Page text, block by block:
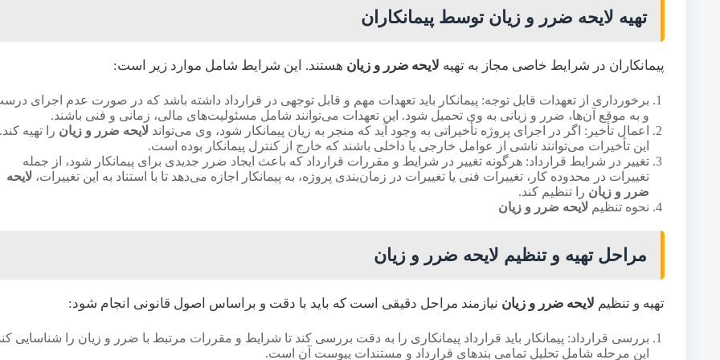
تهیه لایحه ضرر و زیان توسط پیمانکاران
پیمانکاران در شرایط خاصی مجاز به تهیه لایحه ضرر و زیان هستند. این شرایط شامل موارد زیر است:
برخورداری از تعهدات قابل توجه: پیمانکار باید تعهدات مهم و قابل توجهی در قرارداد داشته باشد که در صورت عدم اجرای
و به موقع آن‌ها، ضرر و زیانی به وی تحمیل شود. این تعهدات می‌توانند شامل مسئولیت‌های مالی، زمانی و فنی باشند.
اعمال تأخیر: اگر در اجرای پروژه تأخیراتی به وجود آید که منجر به زیان پیمانکار شود، وی می‌تواند لایحه ضرر و زیان را تهیه کند.
این تأخیرات می‌توانند ناشی از عوامل خارجی یا داخلی باشند که خارج از کنترل پیمانکار بوده است.
تغییر در شرایط قرارداد: هرگونه تغییر در شرایط و مقررات قرارداد که باعث ایجاد ضرر جدیدی برای پیمانکار شود، از جمله
تغییرات در محدوده کار، تغییرات فنی یا تغییرات در زمان‌بندی پروژه، به پیمانکار اجازه می‌دهد تا با استناد به این تغییرات، لایحه
ضرر و زیان را تنظیم کند.
نحوه تنظیم لایحه ضرر و زیان
مراحل تهیه و تنظیم لایحه ضرر و زیان
تهیه و تنظیم لایحه ضرر و زیان نیازمند مراحل دقیقی است که باید با دقت و براساس اصول قانونی انجام شود:
بررسی قرارداد: پیمانکار باید قرارداد پیمانکاری را به دقت بررسی کند تا شرایط و مقررات مرتبط با ضرر و زیان را شناسایی
این مرحله شامل تحلیل تمامی بندهای قرارداد و مستندات پیوست آن است.